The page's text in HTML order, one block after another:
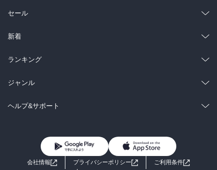
総合
ラノベ
雑誌・グラビア
BL・TL
セール
総合
ラノベ
雑誌・グラビア
BL・TL
新着
総合
ラノベ
雑誌・グラビア
ランキング
総合
ラノベ
ジャンル
コミック
ライトノベル 男子向けラノベ
ヘルプ&サポート
よくあるご質問 お問い合わせ
会社情報 プライバシーポリシー ご利用条件